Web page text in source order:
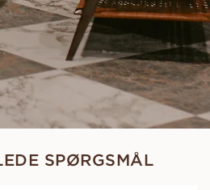
SPØRGSMÅL